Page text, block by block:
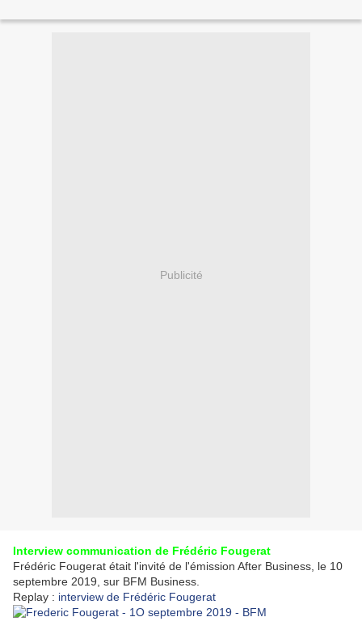
Publicité
Interview communication de Frédéric Fougerat
Frédéric Fougerat était l'invité de l'émission After Business, le 10
septembre 2019, sur BFM Business.
Replay : interview de Frédéric Fougerat